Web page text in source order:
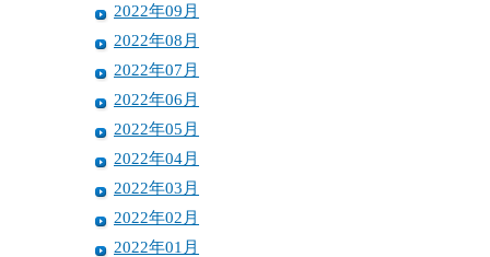
2022年09月
2022年08月
2022年07月
2022年06月
2022年05月
2022年04月
2022年03月
2022年02月
2022年01月